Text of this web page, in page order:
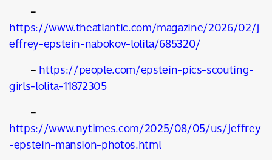
–
https://www.theatlantic.com/magazine/2026/02/j
effrey-epstein-nabokov-lolita/685320/
–https://people.com/epstein-pics-scouting-
girls-lolita-11872305
–
https://www.nytimes.com/2025/08/05/us/jeffrey
-epstein-mansion-photos.html